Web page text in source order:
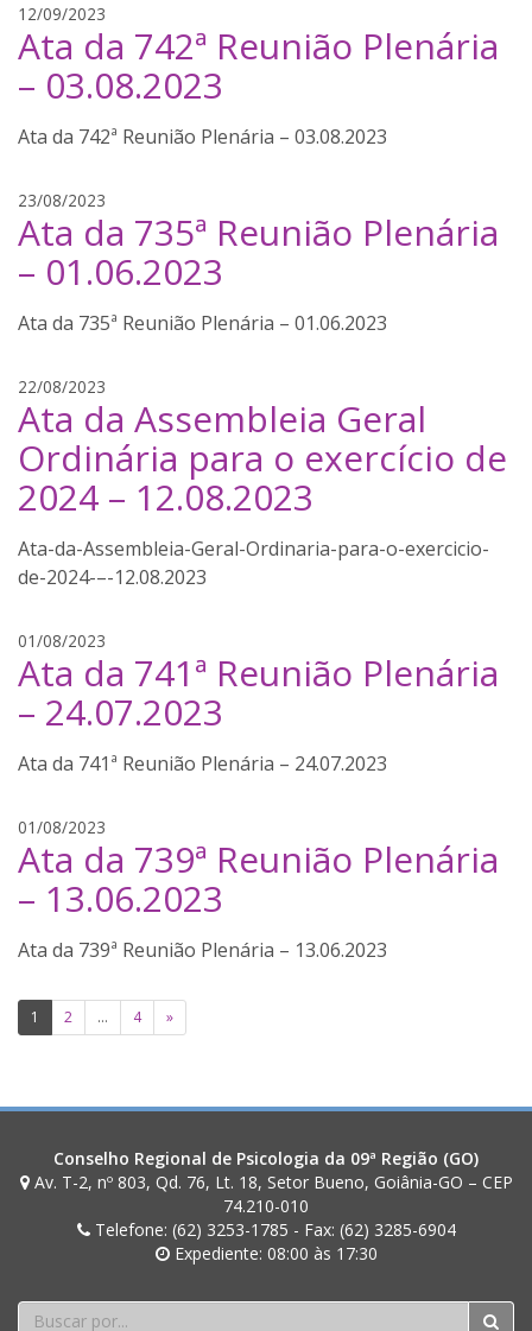
m
a
12/09/2023
a
n
a
n
m
a
Ata da 742ª Reunião Plenária
– 03.08.2023
Ata da 742ª Reunião Plenária – 03.08.2023
23/08/2023
a
n
a
n
m
a
Ata da 735ª Reunião Plenária
– 01.06.2023
Ata da 735ª Reunião Plenária – 01.06.2023
22/08/2023
a
n
a
a
Ata da Assembleia Geral
Ordinária para o exercício de
2024 – 12.08.2023
Ata-da-Assembleia-Geral-Ordinaria-para-o-exercicio-
de-2024-–-12.08.2023
01/08/2023
a
n
a
n
m
a
Ata da 741ª Reunião Plenária
– 24.07.2023
Ata da 741ª Reunião Plenária – 24.07.2023
01/08/2023
a
n
a
n
l
i
Ata da 739ª Reunião Plenária
– 13.06.2023
Ata da 739ª Reunião Plenária – 13.06.2023
Paginação
posts
1 2 … 4 »
Conselho Regional de Psicologia da 09ª Região (GO)
Av. T-2, nº 803, Qd. 76, Lt. 18, Setor Bueno, Goiânia-GO – CEP
74.210-010
Telefone: (62) 3253-1785 - Fax: (62) 3285-6904
Expediente: 08:00 às 17:30
Buscar